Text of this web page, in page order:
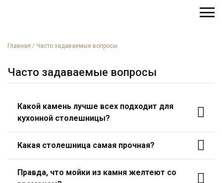
Главная / Часто задаваемые вопросы
Часто задаваемые вопросы
Какой камень лучше всех подходит для
кухонной столешницы?
Какая столешница самая прочная?
Правда, что мойки из камня желтеют со